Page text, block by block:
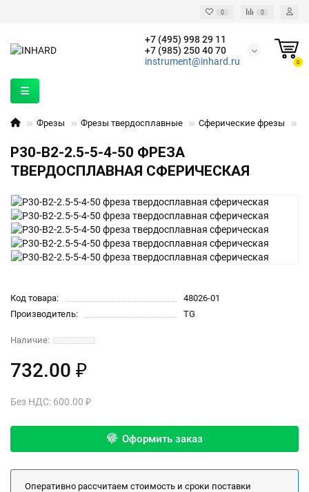
0 0
+7 (495) 998 29 11
+7 (985) 250 40 70
instrument@inhard.ru
0
Фрезы Фрезы твердосплавные Сферические фрезы
P30-B2-2.5-5-4-50 ФРЕЗА
ТВЕРДОСПЛАВНАЯ СФЕРИЧЕСКАЯ
Код товара:
48026-01
Производитель:
TG
732.00 ₽
Без НДС: 600.00 ₽
Оформить заказ
Оперативно рассчитаем стоимость и сроки поставки